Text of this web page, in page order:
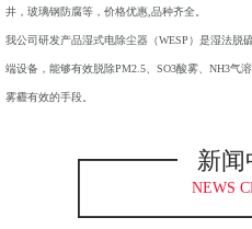
井，玻璃钢防腐等，价格优惠,品种齐全。
我公司研发产品湿式电除尘器（WESP）是湿法脱
端设备，能够有效脱除PM2.5、SO3酸雾、NH3气
雾霾有效的手段。
新闻
NEWS